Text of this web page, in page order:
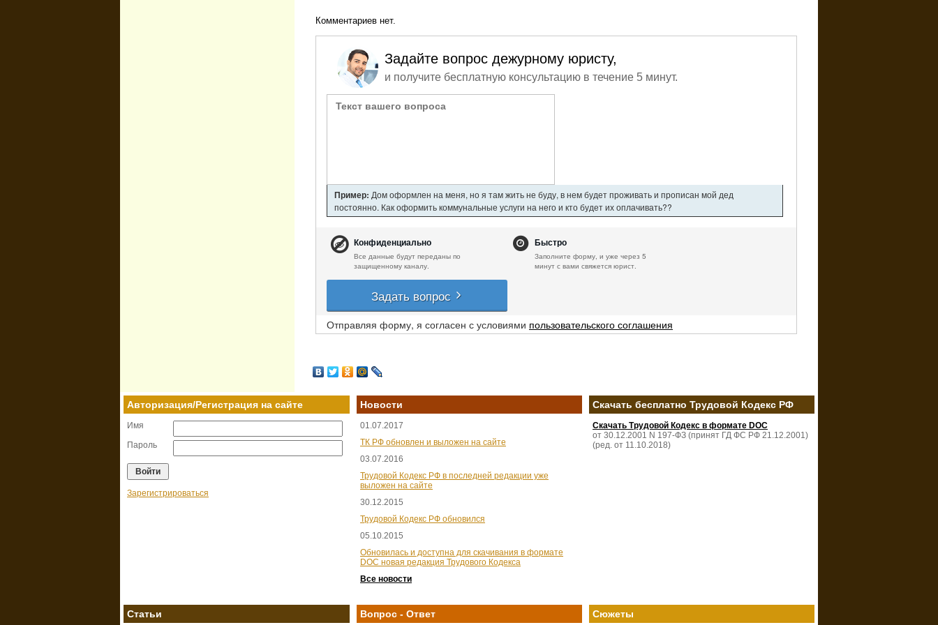
Комментариев нет.
Задайте вопрос дежурному юристу,
и получите бесплатную консультацию в течение 5 минут.
Пример: Дом оформлен на меня, но я там жить не буду, в нем будет проживать и прописан мой дед
постоянно. Как оформить коммунальные услуги на него и кто будет их оплачивать??
Конфиденциально
Все данные будут переданы по
защищенному каналу.
Быстро
Заполните форму, и уже через 5
минут с вами свяжется юрист.
Задать вопрос
Отправляя форму, я согласен с условиями пользовательского соглашения
Авторизация/Регистрация на сайте
Имя
Пароль
Зарегистрироваться
Новости
01.07.2017
ТК РФ обновлен и выложен на сайте
03.07.2016
Трудовой Кодекс РФ в последней редакции уже
выложен на сайте
30.12.2015
Трудовой Кодекс РФ обновился
05.10.2015
Обновилась и доступна для скачивания в формате
DOC новая редакция Трудового Кодекса
Все новости
Скачать бесплатно Трудовой Кодекс РФ
Скачать Трудовой Кодекс в формате DOC
от 30.12.2001 N 197-ФЗ (принят ГД ФС РФ 21.12.2001)
(ред. от 11.10.2018)
Статьи Вопрос - Ответ Сюжеты